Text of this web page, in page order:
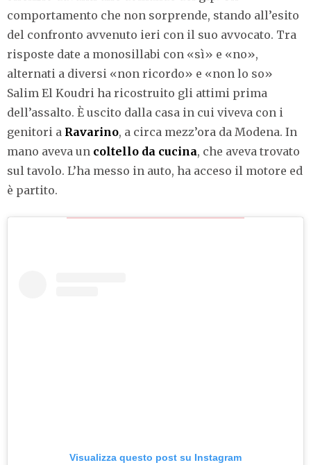
comportamento che non sorprende, stando all’esito
del confronto avvenuto ieri con il suo avvocato. Tra
risposte date a monosillabi con «sì» e «no»,
alternati a diversi «non ricordo» e «non lo so»
Salim El Koudri ha ricostruito gli attimi prima
dell’assalto. È uscito dalla casa in cui viveva con i
genitori a Ravarino, a circa mezz’ora da Modena. In
mano aveva un coltello da cucina, che aveva trovato
sul tavolo. L’ha messo in auto, ha acceso il motore ed
è partito.
Visualizza questo post su Instagram